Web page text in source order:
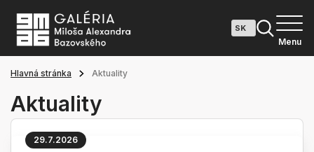
Menu
Hlavná stránka Aktuality
Aktuality
29.7.2026